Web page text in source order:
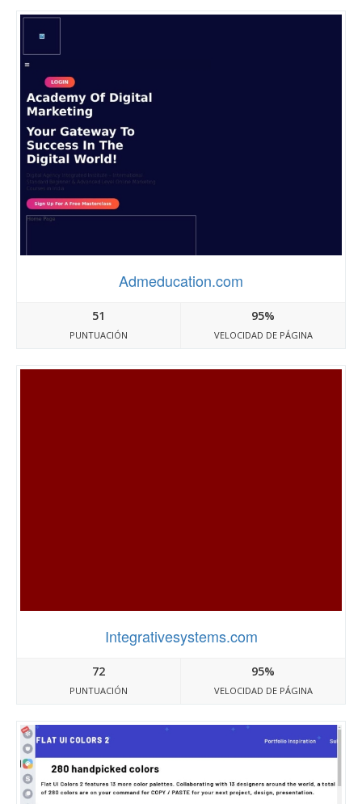
Admeducation.com
51
PUNTUACIÓN
95%
VELOCIDAD DE PÁGINA
Integrativesystems.com
72
PUNTUACIÓN
95%
VELOCIDAD DE PÁGINA